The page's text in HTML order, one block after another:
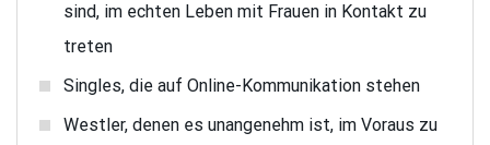
sind, im echten Leben mit Frauen in Kontakt zu
treten
Singles, die auf Online-Kommunikation stehen
Westler, denen es unangenehm ist, im Voraus zu